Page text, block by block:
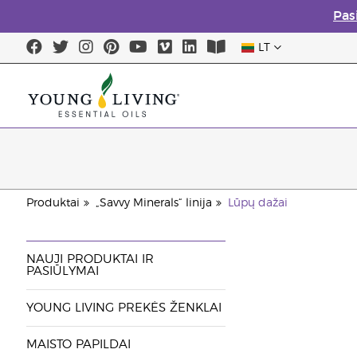
LT
Produktai „Savvy Minerals“ linija Lūpų dažai
NAUJI PRODUKTAI IR
PASIŪLYMAI
YOUNG LIVING PREKĖS ŽENKLAI
MAISTO PAPILDAI